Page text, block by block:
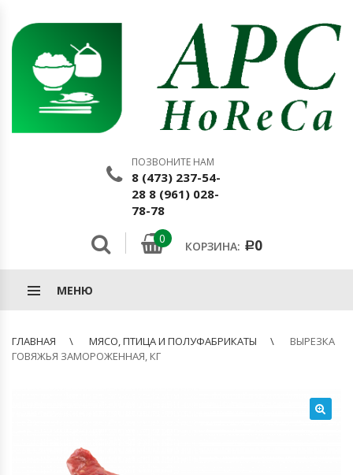
ПОЗВОНИТЕ НАМ
8 (473) 237-54-
28 8 (961) 028-
78-78
0
КОРЗИНА: Р0
МЕНЮ
ГЛАВНАЯ МЯСО, ПТИЦА И ПОЛУФАБРИКАТЫ
ВЫРЕЗКА
ГОВЯЖЬЯ ЗАМОРОЖЕННАЯ, КГ